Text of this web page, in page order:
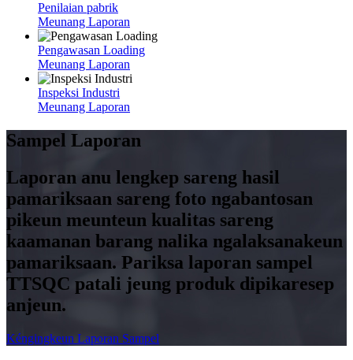
Penilaian pabrik
Meunang Laporan
Pengawasan Loading
Meunang Laporan
Inspeksi Industri
Meunang Laporan
Sampel Laporan
Laporan anu lengkep sareng hasil
pamariksaan sareng foto ngabantosan
pikeun meunteun kualitas sareng
kaamanan barang nalika ngalaksanakeun
pamariksaan. Pariksa laporan sampel
TTSQC patali jeung produk dipikaresep
anjeun.
Kéngingkeun Laporan Sampel